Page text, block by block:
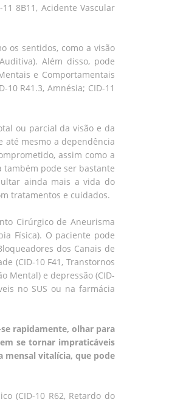
8B11, Acidente Vascular
os sentidos, como a visão
Além disso, pode
e Comportamentais
R41.3, Amnésia; CID-11
ou parcial da visão e da
até mesmo a dependência
assim como a
também pode ser bastante
ainda mais a vida do
tratamentos e cuidados.
Cirúrgico de Aneurisma
Física). O paciente pode
dos Canais de
(CID-10 F41, Transtornos
Mental) e depressão (CID-
no SUS ou na farmácia
rapidamente, olhar para
se tornar impraticáveis
mensal vitalícia, que pode
(CID-10 R62, Retardo do